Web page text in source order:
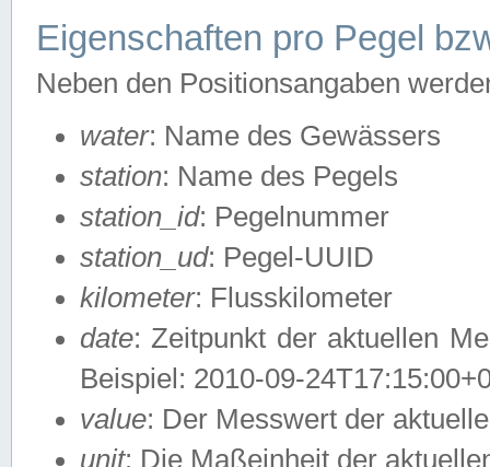
Eigenschaften pro Pegel
Neben den Positionsangaben
water: Name des Gewässers
station: Name des Pegels
station_id: Pegelnummer
station_ud: Pegel-UUID
kilometer: Flusskilometer
date: Zeitpunkt der aktuellen
Beispiel: 2010-09-
value: Der Messwert der
unit: Die Maßeinheit der